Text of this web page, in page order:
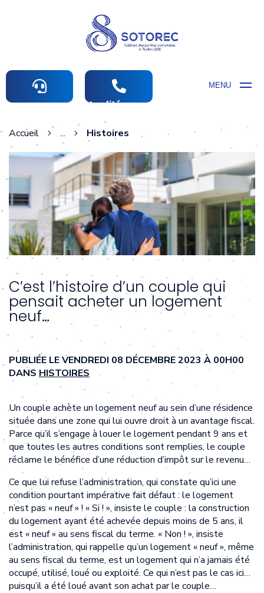
MENU
Actualités comptables
Accueil ... Histoires
C’est l’histoire d’un couple qui
pensait acheter un logement
neuf…
PUBLIÉE LE VENDREDI 08 DÉCEMBRE 2023 À 00H00
DANS HISTOIRES
Un couple achète un logement neuf au sein d’une résidence
située dans une zone qui lui ouvre droit à un avantage fiscal.
Parce qu’il s’engage à louer le logement pendant 9 ans et
que toutes les autres conditions sont remplies, le couple
réclame le bénéfice d’une réduction d’impôt sur le revenu…
Ce que lui refuse l’administration, qui constate qu’ici une
condition pourtant impérative fait défaut : le logement
n’est pas « neuf » ! « Si ! », insiste le couple : la construction
du logement ayant été achevée depuis moins de 5 ans, il
est « neuf » au sens fiscal du terme. « Non ! », insiste
l’administration, qui rappelle qu’un logement « neuf », même
au sens fiscal du terme, est un logement qui n’a jamais été
occupé, utilisé, loué ou exploité. Ce qui n’est pas le cas ici…
puisqu’il a été loué avant son achat par le couple…